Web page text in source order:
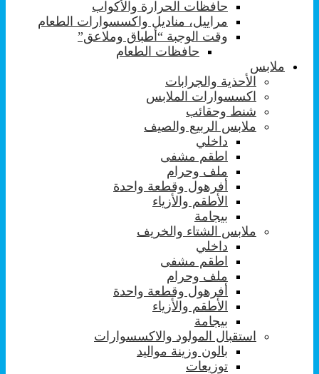
حافظات الحرارة والأكواب
مراييل، مناديل واكسسوارات الطعام
وقت الوجبة “أطباق وملاعق”
حافظات الطعام
ملابس
الأحذية والجرابات
اكسسوارات الملابس
شنط وحقائب
ملابس الربيع والصيف
داخلي
اطقم مشفى
ملف وحرام
أفرهول وقطعة واحدة
الأطقم والأزياء
بيجامة
ملابس الشتاء والخريف
داخلي
اطقم مشفى
ملف وحرام
أفرهول وقطعة واحدة
الأطقم والأزياء
بيجامة
استقبال المولود والاكسسوارات
بالون وزينة مواليد
توزيعات